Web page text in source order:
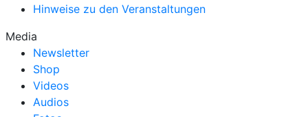
Hinweise zu den Veranstaltungen
Media
Newsletter
Shop
Videos
Audios